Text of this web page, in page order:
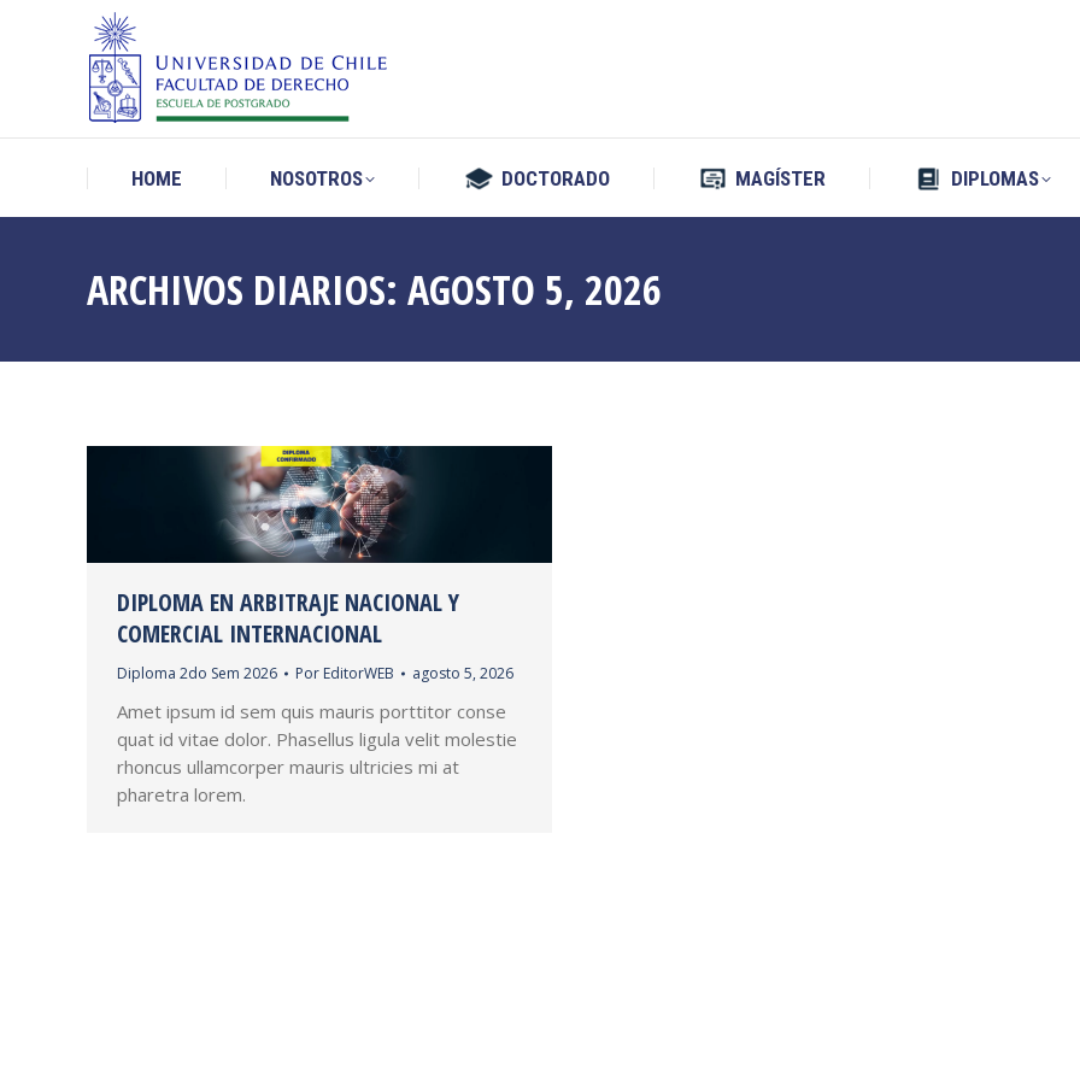
HOME NOSOTROS DOCTORADO MAGÍSTER DIPLOMAS
ARCHIVOS DIARIOS: AGOSTO 5, 2026
DIPLOMA EN ARBITRAJE NACIONAL Y
COMERCIAL INTERNACIONAL
Diploma 2do Sem 2026 Por EditorWEB agosto 5, 2026
Amet ipsum id sem quis mauris porttitor conse
quat id vitae dolor. Phasellus ligula velit molestie
rhoncus ullamcorper mauris ultricies mi at
pharetra lorem.
HOME